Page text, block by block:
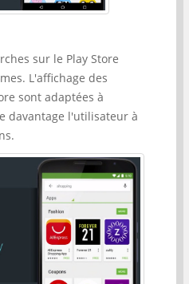
sur le Play Store
L'affichage des
sont adaptées à
davantage l'utilisateur à